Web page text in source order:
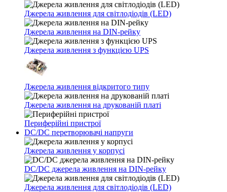
Джерела живлення для світлодіодів (LED)
Джерела живлення на DIN-рейку
Джерела живлення з функцією UPS
Джерела живлення відкритого типу
Джерела живлення на друкованій платі
Периферійні пристрої
DC/DC перетворювачі напруги
Джерела живлення у корпусі
DC/DC джерела живлення на DIN-рейку
Джерела живлення для світлодіодів (LED)